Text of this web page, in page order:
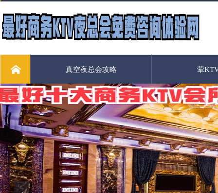
真空夜总会攻略 荤